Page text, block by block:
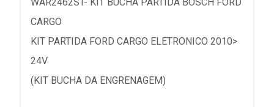
CARGO
KIT PARTIDA FORD CARGO ELETRONICO 2010>
24V
(KIT BUCHA DA ENGRENAGEM)